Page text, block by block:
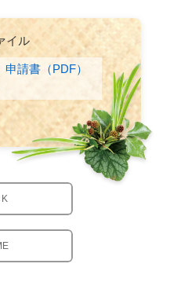
イル
請書（PDF）